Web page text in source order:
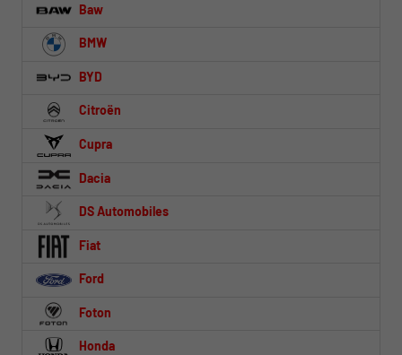
Baw
BMW
BYD
Citroën
Cupra
Dacia
DS Automobiles
Fiat
Ford
Foton
Honda